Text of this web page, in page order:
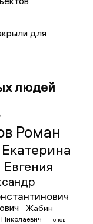
для
людей
Роман
Жабин
Попов